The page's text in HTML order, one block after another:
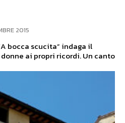
2015
bocca scucita” indaga il
ai propri ricordi. Un canto